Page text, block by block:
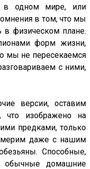
в одном мире, или
в том, что мы
в физическом плане.
форм жизни,
мы не пересекаемся
с ними,
версии, оставим
что изображено на
предками, только
даже с нашим
Способные,
обычные домашние